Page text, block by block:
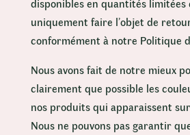
disponibles en quantités limitées
uniquement faire l’objet de
conformément à notre Politique
Nous avons fait de notre mieux
clairement que possible les
nos produits qui apparaissent
Nous ne pouvons pas garantir